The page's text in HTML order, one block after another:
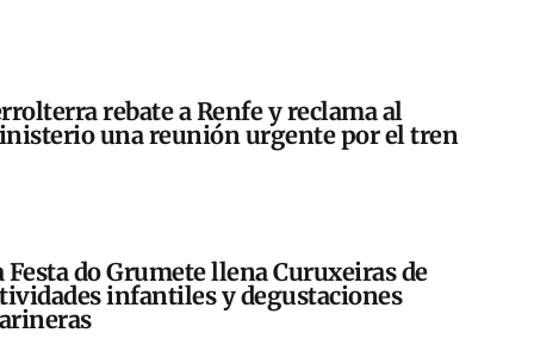
rebate a Renfe y reclama al
una reunión urgente por el tren
Festa do Grumete llena Curuxeiras de
infantiles y degustaciones